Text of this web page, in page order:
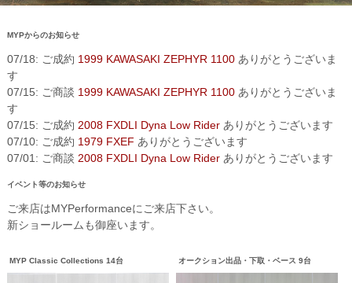
MYPからのお知らせ
07/18: ご成約 1999 KAWASAKI ZEPHYR 1100ありがとうございま
す
07/15: ご商談 1999 KAWASAKI ZEPHYR 1100ありがとうございま
す
07/15: ご成約 2008 FXDLI Dyna Low Riderありがとうございます
07/10: ご成約 1979 FXEF ありがとうございます
07/01: ご商談 2008 FXDLI Dyna Low Riderありがとうございます
イベント等のお知らせ
ご来店はMYPerformanceにご来店下さい。
新ショールームも御座います。
MYP Classic Collections 14台 オークション出品・下取・ベース 9台